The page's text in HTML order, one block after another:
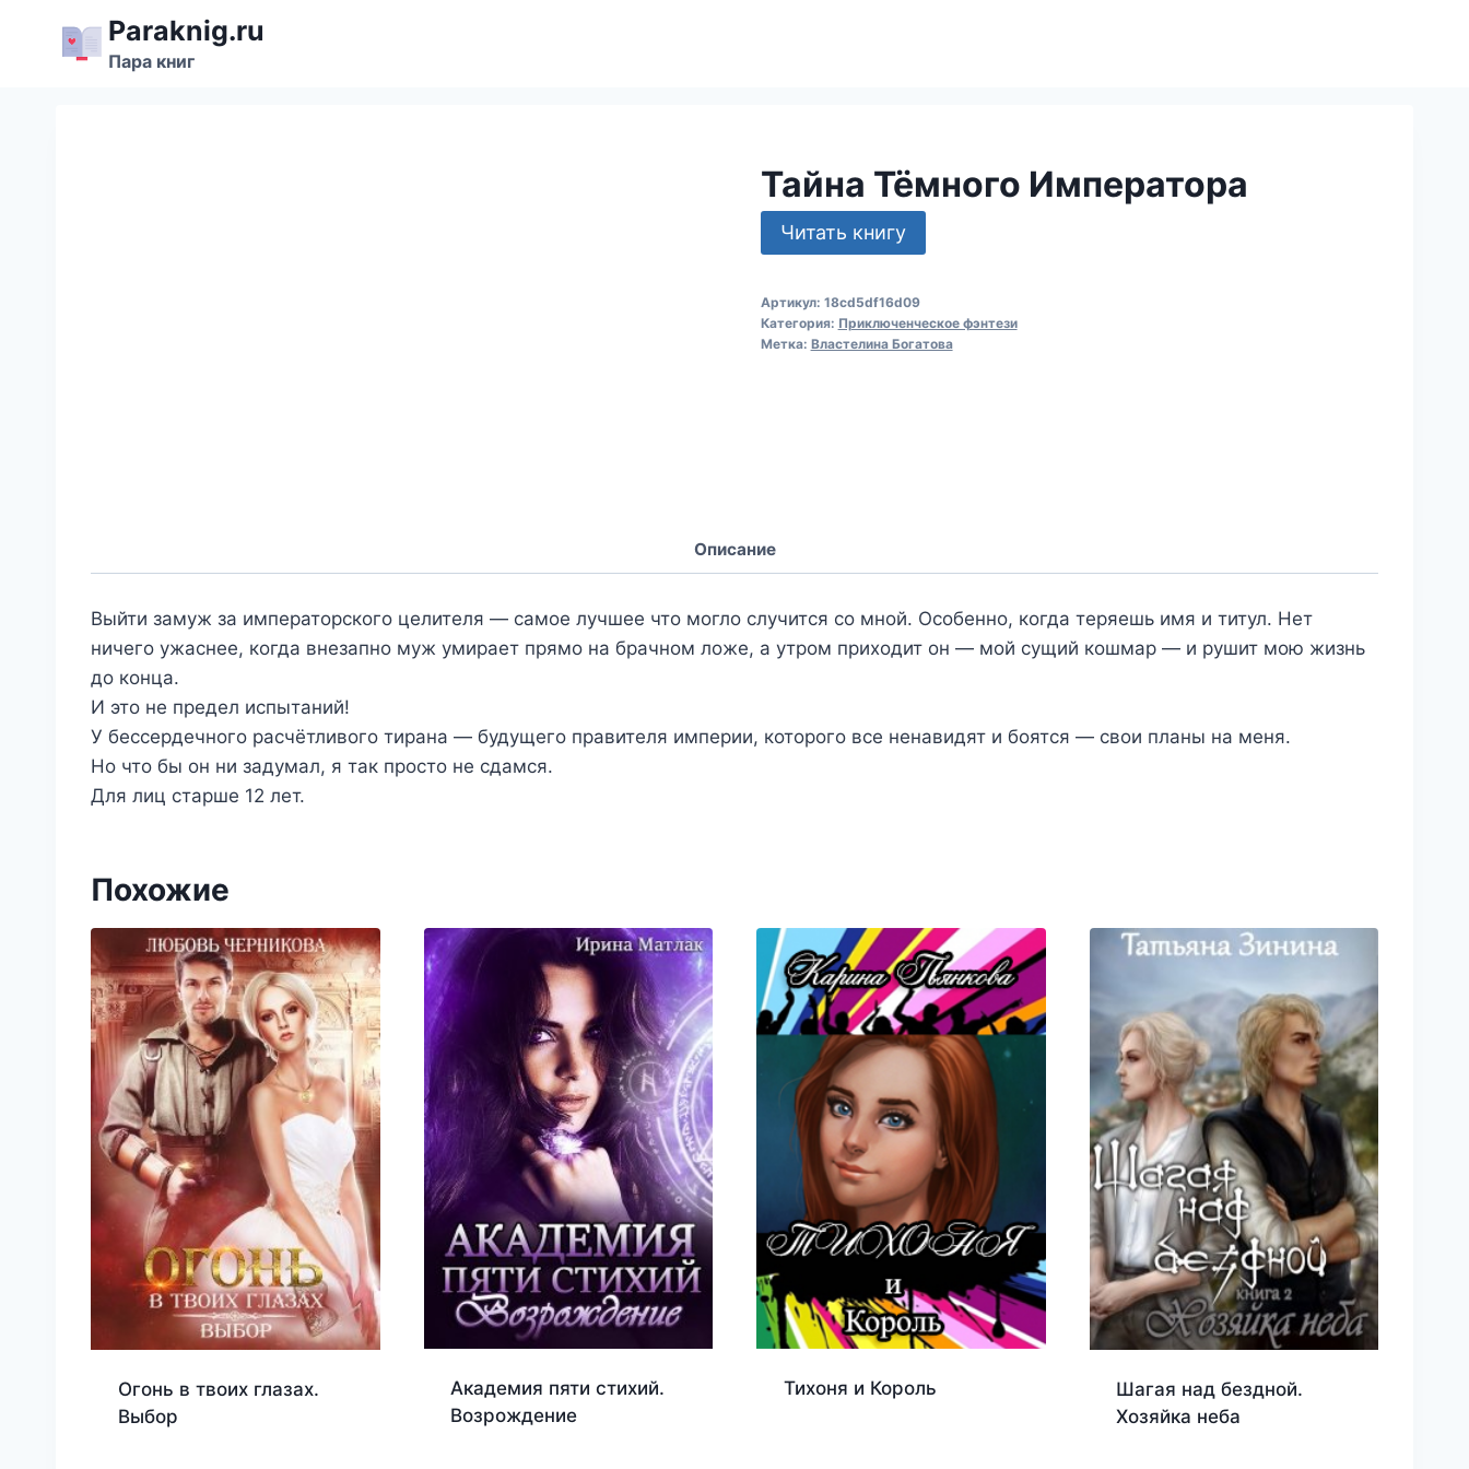
содержимому
Paraknig.ru
Пара книг
Тайна Тёмного Императора
Читать книгу
Артикул: 18cd5df16d09
Категория: Приключенческое фэнтези
Метка: Властелина Богатова
Описание
Выйти замуж за императорского целителя — самое лучшее что могло случится со мной. Особенно, когда теряешь имя и титул. Нет
ничего ужаснее, когда внезапно муж умирает прямо на брачном ложе, а утром приходит он — мой сущий кошмар — и рушит мою жизнь
до конца.
И это не предел испытаний!
У бессердечного расчётливого тирана — будущего правителя империи, которого все ненавидят и боятся — свои планы на меня.
Но что бы он ни задумал, я так просто не сдамся.
Для лиц старше 12 лет.
Похожие
Огонь в твоих глазах.
Выбор
Академия пяти стихий.
Возрождение
Тихоня и Король
Шагая над бездной.
Хозяйка неба